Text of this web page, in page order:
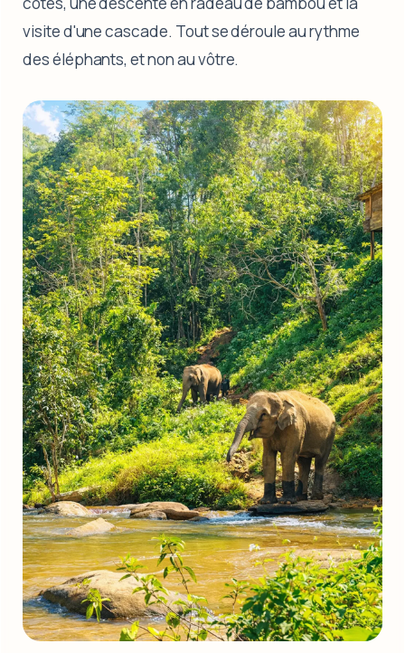
visite d'une cascade. Tout se déroule au rythme
des éléphants, et non au vôtre.